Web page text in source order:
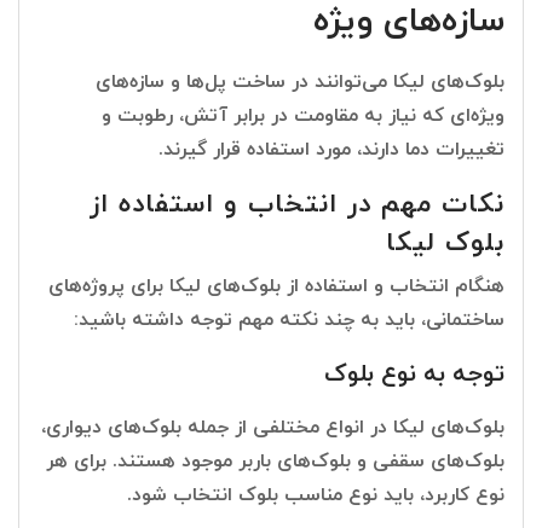
سازه‌های ویژه
بلوک‌های لیکا می‌توانند در ساخت پل‌ها و سازه‌های
ویژه‌ای که نیاز به مقاومت در برابر آتش، رطوبت و
تغییرات دما دارند، مورد استفاده قرار گیرند.
نکات مهم در انتخاب و استفاده از
بلوک لیکا
هنگام انتخاب و استفاده از بلوک‌های لیکا برای پروژه‌های
ساختمانی، باید به چند نکته مهم توجه داشته باشید:
توجه به نوع بلوک
بلوک‌های لیکا در انواع مختلفی از جمله بلوک‌های دیواری،
بلوک‌های سقفی و بلوک‌های باربر موجود هستند. برای هر
نوع کاربرد، باید نوع مناسب بلوک انتخاب شود.